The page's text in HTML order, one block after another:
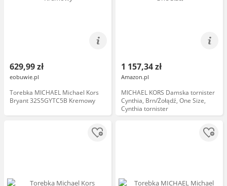
629,99 zł
eobuwie.pl
Torebka MICHAEL Michael Kors
Bryant 32S5GYTC5B Kremowy
1 157,34 zł
Amazon.pl
MICHAEL KORS Damska tornister
Cynthia, Brn/Żołądź, One Size,
Cynthia tornister